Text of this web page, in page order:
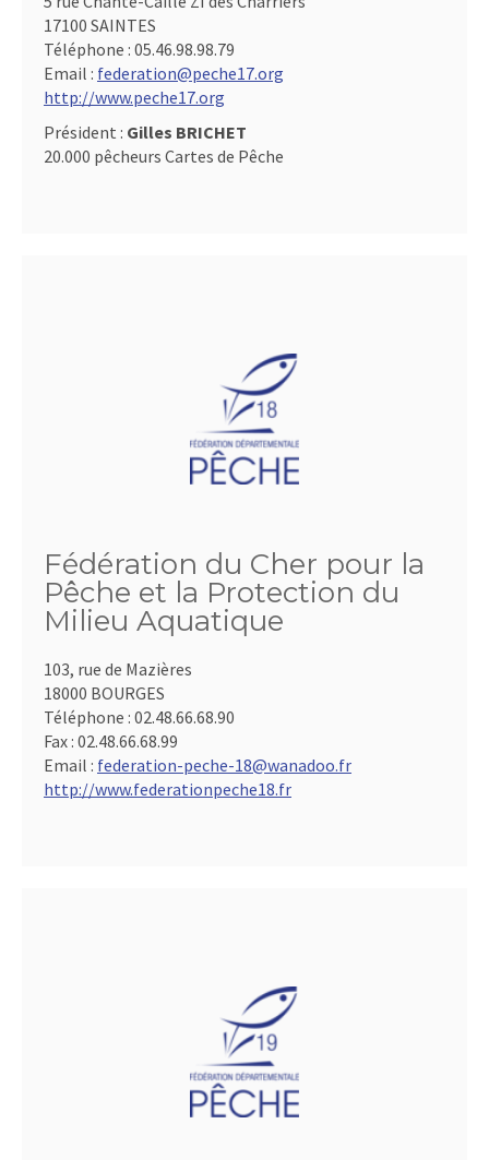
17100 SAINTES
Téléphone : 05.46.98.98.79
Email : federation@peche17.org
http://www.peche17.org
Président : Gilles BRICHET
20.000 pêcheurs Cartes de Pêche
Fédération du Cher pour la
Pêche et la Protection du
Milieu Aquatique
103, rue de Mazières
18000 BOURGES
Téléphone : 02.48.66.68.90
Fax : 02.48.66.68.99
Email : federation-peche-18@wanadoo.fr
http://www.federationpeche18.fr